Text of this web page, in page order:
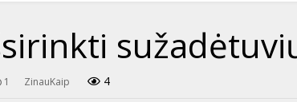
1 ZinauKaip 4